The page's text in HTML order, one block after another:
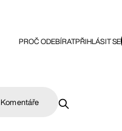
PROČ ODEBÍRATPŘIHLÁSIT SE
Komentáře